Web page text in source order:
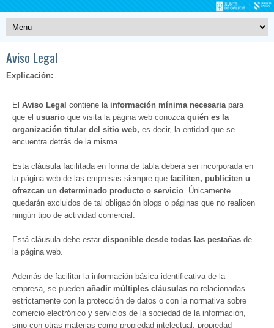
Aviso Legal
Explicación:
El Aviso Legal contiene la información mínima necesariapara
que el usuario que visita la página web conozca quién es la
organización titular del sitio web, es decir, la entidad que se
encuentra detrás de la misma.
Esta cláusula facilitada en forma de tabla deberá ser incorporada en
la página web de las empresas siempre que faciliten, publiciten u
ofrezcan un determinado producto o servicio. Únicamente
quedarán excluidos de tal obligación blogs o páginas que no realicen
ningún tipo de actividad comercial.
Está cláusula debe estar disponible desde todas las pestañas de
la página web.
Además de facilitar la información básica identificativa de la
empresa, se pueden añadir múltiples cláusulas no relacionadas
estrictamente con la protección de datos o con la normativa sobre
comercio electrónico y servicios de la sociedad de la información,
sino con otras materias como propiedad intelectual, propiedad